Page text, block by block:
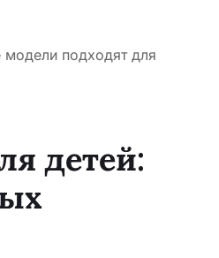
подходят для
детей: